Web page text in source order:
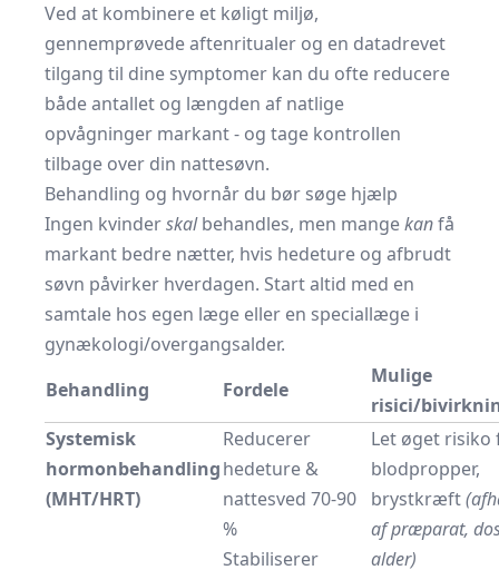
Ved at kombinere et køligt miljø,
gennemprøvede aftenritualer og en datadrevet
tilgang til dine symptomer kan du ofte reducere
både antallet og længden af natlige
opvågninger markant - og tage kontrollen
tilbage over din nattesøvn.
Behandling og hvornår du bør søge hjælp
Ingen kvinderskalbehandles, men mangekanfå
markant bedre nætter, hvis hedeture og afbrudt
søvn påvirker hverdagen. Start altid med en
samtale hos egen læge eller en speciallæge i
gynækologi/overgangsalder.
Behandling
Fordele
Mulige
risici/
Systemisk
hormonbehandling
(MHT/HRT)
Reducerer
hedeture &
nattesved 70-90
%
Stabiliserer
Let øget risiko
blodpropper,
brystkræft
af præparat,
alder)